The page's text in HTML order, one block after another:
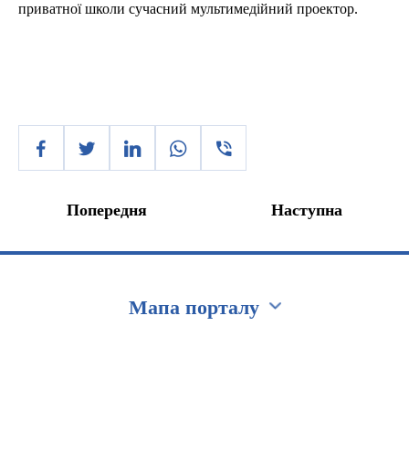
приватної школи сучасний мультимедійний проектор.
Попередня Наступна
Мапа порталу